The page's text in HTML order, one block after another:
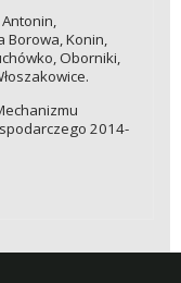
Borowa, Konin,
Oborniki,
2014-